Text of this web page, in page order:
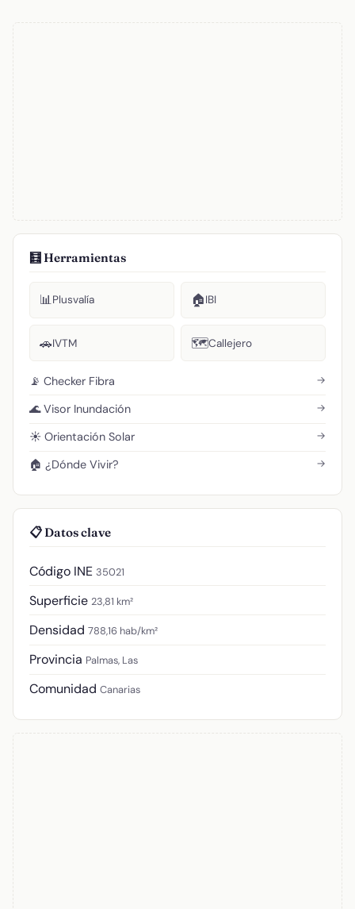
🧮 Herramientas
📊Plusvalía 🏠IBI
🚗IVTM 🗺️Callejero
📡 Checker Fibra →
🌊 Visor Inundación →
☀️ Orientación Solar →
🏠 ¿Dónde Vivir? →
📋 Datos clave
Código INE 35021
Superficie 23,81 km²
Densidad 788,16 hab/km²
Provincia Palmas, Las
Comunidad Canarias